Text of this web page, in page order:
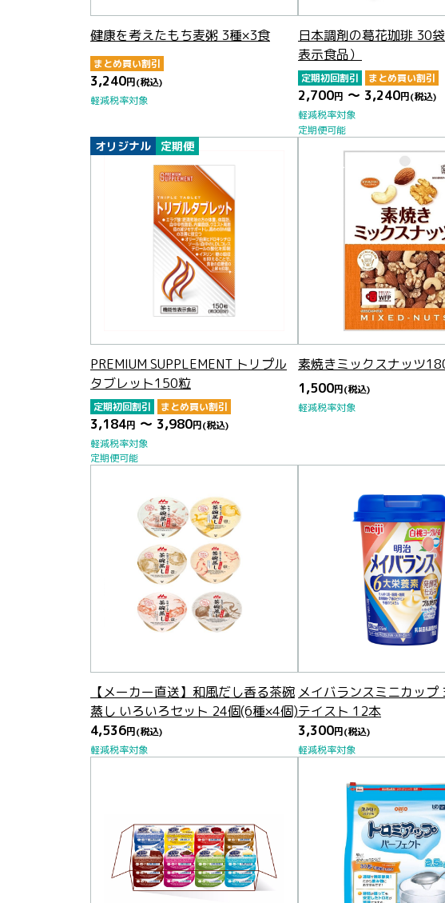
健康を考えたもち麦粥 3種×3食
まとめ買い割引
3,240円(税込)
軽減税率対象
日本調剤の葛花珈琲 30
表示食品）
定期初回割引 まとめ買い割引
2,700円 ～ 3,240円(税込)
軽減税率対象
定期便可能
オリジナル 定期便
PREMIUM SUPPLEMENT トリプル
タブレット150粒
定期初回割引 まとめ買い割引
3,184円 ～ 3,980円(税込)
軽減税率対象
定期便可能
素焼きミックスナッツ
1,500円(税込)
軽減税率対象
【メーカー直送】和風だし香る茶碗
蒸し いろいろセット 24個(6種×4個)
4,536円(税込)
軽減税率対象
メイバランスミニカップ
テイスト 12本
3,300円(税込)
軽減税率対象